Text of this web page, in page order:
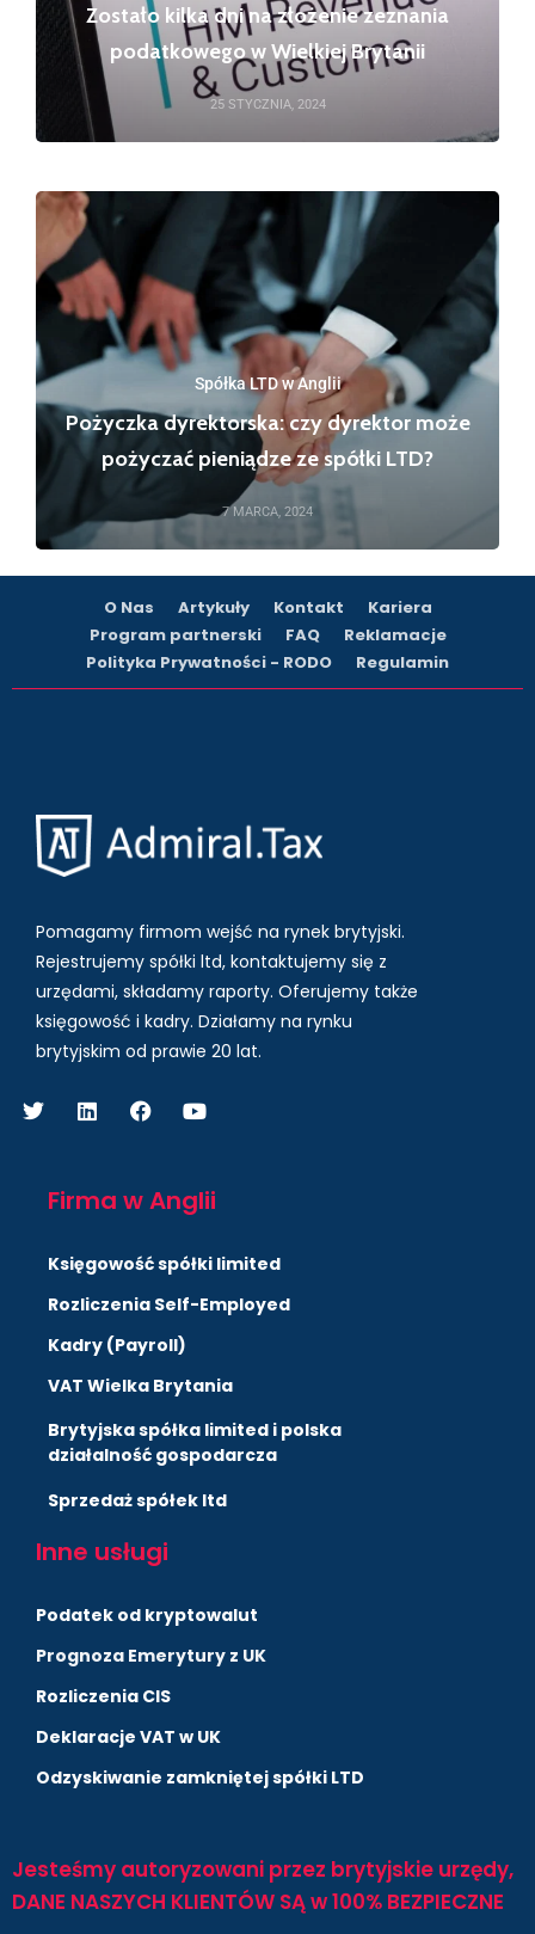
Zostało kilka dni na złożenie zeznania
podatkowego w Wielkiej Brytanii
25 STYCZNIA, 2024
Spółka LTD w Anglii
Pożyczka dyrektorska: czy dyrektor może
pożyczać pieniądze ze spółki LTD?
7 MARCA, 2024
O Nas Artykuły Kontakt
Kariera
Program partnerski
FAQ
Reklamacje
Polityka Prywatności - RODO
Regulamin
Pomagamy firmom wejść na rynek brytyjski.
Rejestrujemy spółki ltd, kontaktujemy się z
urzędami, składamy raporty. Oferujemy także
księgowość i kadry. Działamy na rynku
brytyjskim od prawie 20 lat.
Firma w Anglii
Księgowość spółki limited
Rozliczenia Self-Employed
Kadry (Payroll)
VAT Wielka Brytania
Brytyjska spółka limited i polska
działalność gospodarcza
Sprzedaż spółek ltd
Inne usługi
Podatek od kryptowalut
Prognoza Emerytury z UK
Rozliczenia CIS
Deklaracje VAT w UK
Odzyskiwanie zamkniętej spółki LTD
Jesteśmy autoryzowani przez brytyjskie urzędy,
DANE NASZYCH KLIENTÓW SĄ w 100% BEZPIECZNE